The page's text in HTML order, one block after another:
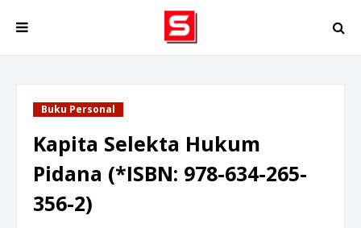
Buku Personal
Kapita Selekta Hukum
Pidana (*ISBN: 978-634-265-
356-2)